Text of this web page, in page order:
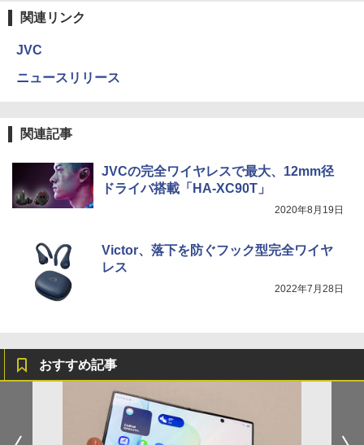
関連リンク
JVC
ニュースリリース
関連記事
JVCの完全ワイヤレスで最大、12mm径
ドライバ搭載「HA-XC90T」
2020年8月19日
Victor、落下を防ぐフック型完全ワイヤ
レス
2022年7月28日
おすすめ記事